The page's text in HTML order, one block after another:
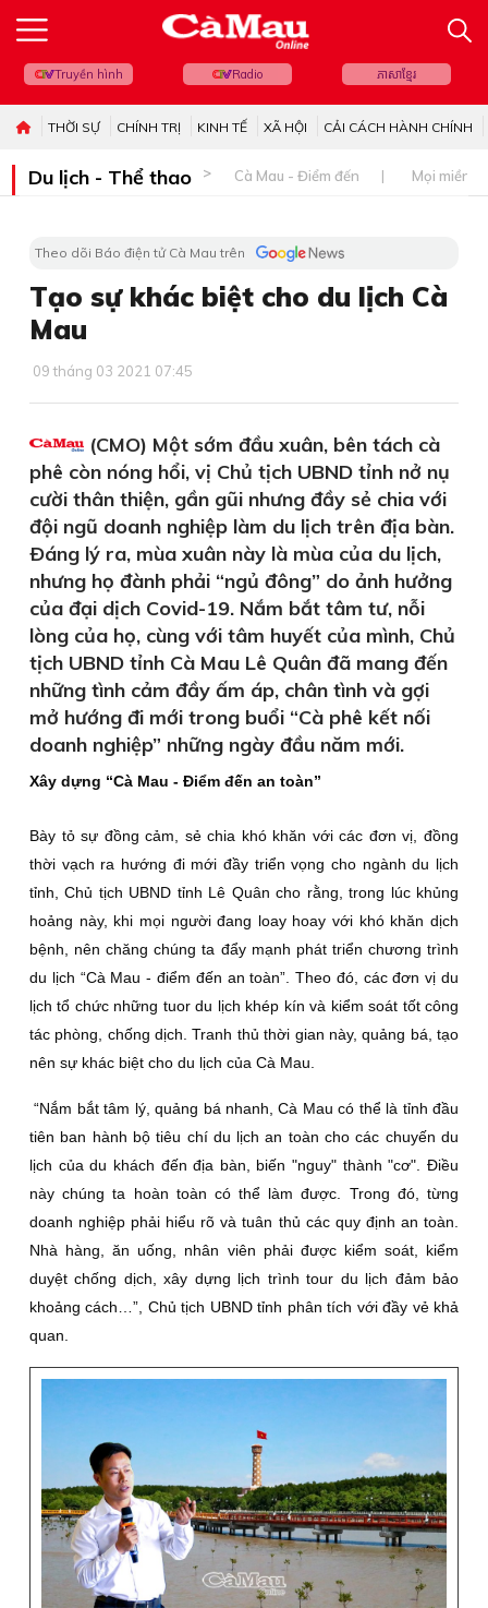
Truyền hình Radio ភាសាខ្មែរ
THỜI SỰ CHÍNH TRỊ KINH TẾ XÃ HỘI CẢI CÁCH HÀNH CHÍNH
Du lịch - Thể thao Cà Mau - Điểm đến Mọi miền
Theo dõi Báo điện tử Cà Mau trên
Tạo sự khác biệt cho du lịch Cà
Mau
09 tháng 03 2021 07:45
(CMO) Một sớm đầu xuân, bên tách cà
phê còn nóng hổi, vị Chủ tịch UBND tỉnh nở nụ
cười thân thiện, gần gũi nhưng đầy sẻ chia với
đội ngũ doanh nghiệp làm du lịch trên địa bàn.
Ðáng lý ra, mùa xuân này là mùa của du lịch,
nhưng họ đành phải “ngủ đông” do ảnh hưởng
của đại dịch Covid-19. Nắm bắt tâm tư, nỗi
lòng của họ, cùng với tâm huyết của mình, Chủ
tịch UBND tỉnh Cà Mau Lê Quân đã mang đến
những tình cảm đầy ấm áp, chân tình và gợi
mở hướng đi mới trong buổi “Cà phê kết nối
doanh nghiệp” những ngày đầu năm mới.
Xây dựng “Cà Mau - Ðiểm đến an toàn”
Bày tỏ sự đồng cảm, sẻ chia khó khăn với các đơn vị, đồng
thời vạch ra hướng đi mới đầy triển vọng cho ngành du lịch
tỉnh, Chủ tịch UBND tỉnh Lê Quân cho rằng, trong lúc khủng
hoảng này, khi mọi người đang loay hoay với khó khăn dịch
bệnh, nên chăng chúng ta đẩy mạnh phát triển chương trình
du lịch “Cà Mau - điểm đến an toàn”. Theo đó, các đơn vị du
lịch tổ chức những tuor du lịch khép kín và kiểm soát tốt công
tác phòng, chống dịch. Tranh thủ thời gian này, quảng bá, tạo
nên sự khác biệt cho du lịch của Cà Mau.
“Nắm bắt tâm lý, quảng bá nhanh, Cà Mau có thể là tỉnh đầu
tiên ban hành bộ tiêu chí du lịch an toàn cho các chuyến du
lịch của du khách đến địa bàn, biến "nguy" thành "cơ". Ðiều
này chúng ta hoàn toàn có thể làm được. Trong đó, từng
doanh nghiệp phải hiểu rõ và tuân thủ các quy định an toàn.
Nhà hàng, ăn uống, nhân viên phải được kiểm soát, kiểm
duyệt chống dịch, xây dựng lịch trình tour du lịch đảm bảo
khoảng cách…”, Chủ tịch UBND tỉnh phân tích với đầy vẻ khả
quan.